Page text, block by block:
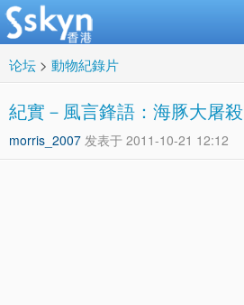
论坛 > 動物紀錄片
紀實－風言鋒語：海豚大屠殺
morris_2007 发表于 2011-10-21 12:12